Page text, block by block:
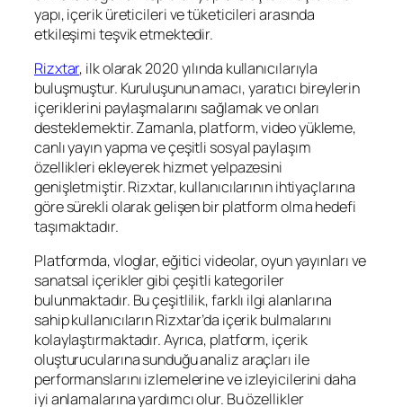
yapı, içerik üreticileri ve tüketicileri arasında
etkileşimi teşvik etmektedir.
Rizxtar, ilk olarak 2020 yılında kullanıcılarıyla
buluşmuştur. Kuruluşunun amacı, yaratıcı bireylerin
içeriklerini paylaşmalarını sağlamak ve onları
desteklemektir. Zamanla, platform, video yükleme,
canlı yayın yapma ve çeşitli sosyal paylaşım
özellikleri ekleyerek hizmet yelpazesini
genişletmiştir. Rizxtar, kullanıcılarının ihtiyaçlarına
göre sürekli olarak gelişen bir platform olma hedefi
taşımaktadır.
Platformda, vloglar, eğitici videolar, oyun yayınları ve
sanatsal içerikler gibi çeşitli kategoriler
bulunmaktadır. Bu çeşitlilik, farklı ilgi alanlarına
sahip kullanıcıların Rizxtar’da içerik bulmalarını
kolaylaştırmaktadır. Ayrıca, platform, içerik
oluşturucularına sunduğu analiz araçları ile
performanslarını izlemelerine ve izleyicilerini daha
iyi anlamalarına yardımcı olur. Bu özellikler